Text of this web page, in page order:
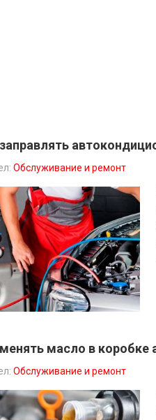
Обслуживание и ремонт
масло в коробке
Обслуживание и ремонт